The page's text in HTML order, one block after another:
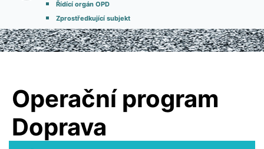
Řídící orgán OPD
Zprostředkující subjekt
Operační program
Doprava